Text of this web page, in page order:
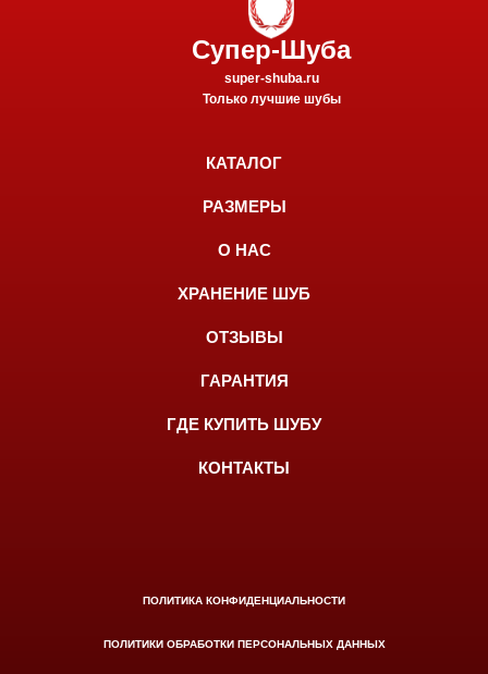
Супер-Шуба
super-shuba.ru
Только лучшие шубы
КАТАЛОГ
РАЗМЕРЫ
О НАС
ХРАНЕНИЕ ШУБ
ОТЗЫВЫ
ГАРАНТИЯ
ГДЕ КУПИТЬ ШУБУ
КОНТАКТЫ
ПОЛИТИКА КОНФИДЕНЦИАЛЬНОСТИ
ПОЛИТИКИ ОБРАБОТКИ ПЕРСОНАЛЬНЫХ ДАННЫХ